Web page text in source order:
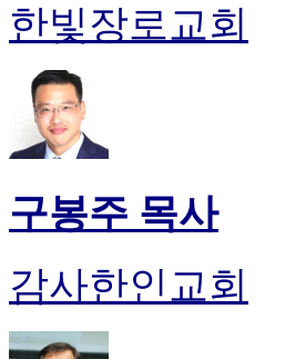
한빛장로교회
구봉주 목사
감사한인교회